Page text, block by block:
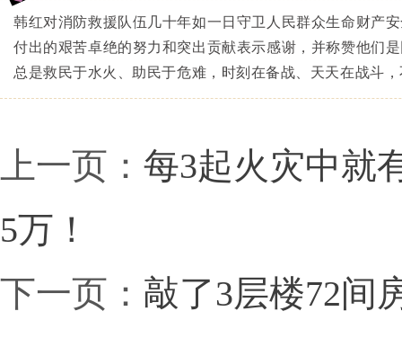
韩红对消防救援队伍几十年如一日守卫人民群众生命财产
付出的艰苦卓绝的努力和突出贡献表示感谢，并称赞他们
总是救民于水火、助民于危难，时刻在备战、天天在战斗
上一页： 每3起火灾中就
5万！
下一页： 敲了3层楼72间